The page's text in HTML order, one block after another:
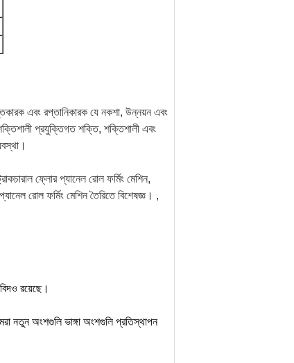
এবং রপ্তানিকারক যে নকশা, উন্নয়ন এবং
প্রযুক্তিগত শক্তি, শক্তিশালী এবং
ফ্লোর প্যানেল রোল ফর্মিং মেশিন,
রোল ফর্মিং মেশিন তৈরিতে বিশেষজ্ঞ। ,
রয়েছে।
নতুন অংশগুলি ভাঙ্গা অংশগুলি প্রতিস্থাপন